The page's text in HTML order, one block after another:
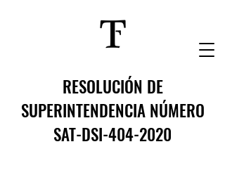
RESOLUCIÓN DE
SUPERINTENDENCIA NÚMERO
SAT-DSI-404-2020